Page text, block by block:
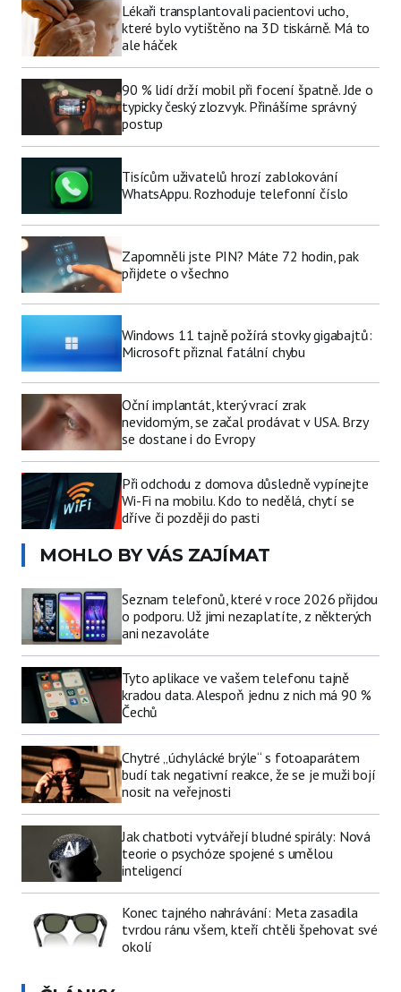
Lékaři transplantovali pacientovi ucho,
které bylo vytištěno na 3D tiskárně. Má to
ale háček
90 % lidí drží mobil při focení špatně. Jde o
typicky český zlozvyk. Přinášíme správný
postup
Tisícům uživatelů hrozí zablokování
WhatsAppu. Rozhoduje telefonní číslo
Zapomněli jste PIN? Máte 72 hodin, pak
přijdete o všechno
Windows 11 tajně požírá stovky gigabajtů:
Microsoft přiznal fatální chybu
Oční implantát, který vrací zrak
nevidomým, se začal prodávat v USA. Brzy
se dostane i do Evropy
Při odchodu z domova důsledně vypínejte
Wi-Fi na mobilu. Kdo to nedělá, chytí se
dříve či později do pasti
MOHLO BY VÁS ZAJÍMAT
Seznam telefonů, které v roce 2026 přijdou
o podporu. Už jimi nezaplatíte, z některých
ani nezavoláte
Tyto aplikace ve vašem telefonu tajně
kradou data. Alespoň jednu z nich má 90 %
Čechů
Chytré „úchylácké brýle“ s fotoaparátem
budí tak negativní reakce, že se je muži bojí
nosit na veřejnosti
Jak chatboti vytvářejí bludné spirály: Nová
teorie o psychóze spojené s umělou
inteligencí
Konec tajného nahrávání: Meta zasadila
tvrdou ránu všem, kteří chtěli špehovat své
okolí